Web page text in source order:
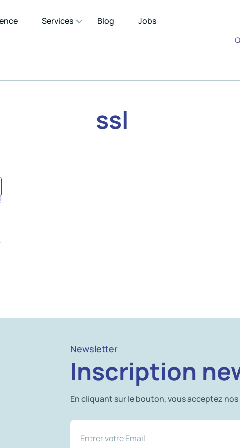
Services Blog
Jobs
ssl
Newsletter
Inscription
En cliquant sur le bouton, vous acceptez